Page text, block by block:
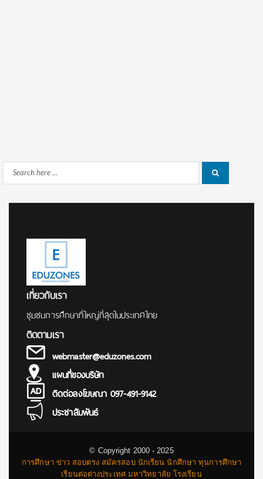
Search
เกี่ยวกับเรา
ชุมชนการศึกษาที่ใหญ่ที่สุดในประเทศไทย
ติดตามเรา
webmaster@eduzones.com
แผนที่ของบริษัท
ติดต่อลงโฆษณา 097-491-9142
ประชาสัมพันธ์
© Copyright 2000 - 2025
การศึกษา ข่าว สอบตรง สมัครสอบ นักเรียน นักศึกษา ทุนการศึกษา
เรียนต่อต่างประเทศ มหาวิทยาลัย โรงเรียน